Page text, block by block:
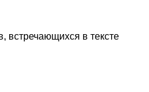
встречающихся в тексте